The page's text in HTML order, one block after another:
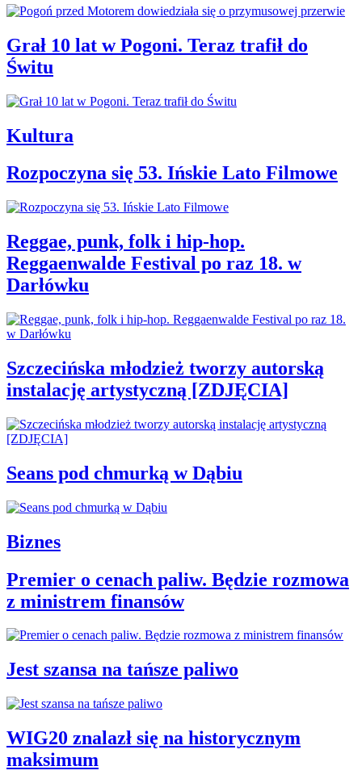
Grał 10 lat w Pogoni. Teraz trafił do
Świtu
Kultura
Rozpoczyna się 53. Ińskie Lato Filmowe
Reggae, punk, folk i hip-hop.
Reggaenwalde Festival po raz 18. w
Darłówku
Szczecińska młodzież tworzy autorską
instalację artystyczną [ZDJĘCIA]
Seans pod chmurką w Dąbiu
Biznes
Premier o cenach paliw. Będzie rozmowa
z ministrem finansów
Jest szansa na tańsze paliwo
WIG20 znalazł się na historycznym
maksimum